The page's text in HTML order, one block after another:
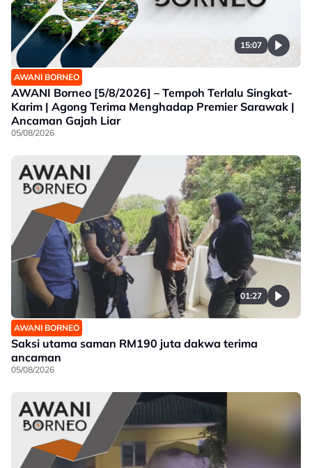
15:07
AWANI BORNEO
AWANI Borneo [5/8/2026] – Tempoh Terlalu Singkat-
Karim | Agong Terima Menghadap Premier Sarawak |
Ancaman Gajah Liar
05/08/2026
01:27
AWANI BORNEO
Saksi utama saman RM190 juta dakwa terima
ancaman
05/08/2026